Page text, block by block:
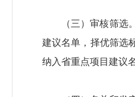
（三）审核筛
建议名单，择优筛选
纳入省重点项目建议